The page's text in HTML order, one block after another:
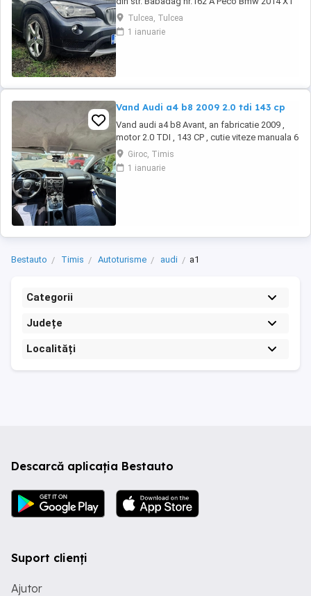
SUV 2.0d 143cp xDrive - Cutie Automata -
Tractiune integrala - Dublu Climatronic -
Geamuri electrice - Oglinzile incalzite -
Tulcea, Tulcea
1 ianuarie
Vand Audi a4 b8 2009 2.0 tdi 143 cp
Vand audi a4 b8 Avant, an fabricatie 2009 ,
motor 2.0 TDI , 143 CP , cutie viteze manuala 6
trepte , tractiune fata Are ca dotari : -navigatie
- faruri xenon -climatizare automata -geamuri
electrice -oglinzi electrice -computer de bord
Giroc, Timis
1 ianuarie
Bestauto Timis Autoturisme audi a1
Categorii
Județe
Localități
Descarcă aplicația Bestauto
Suport clienți
Ajutor